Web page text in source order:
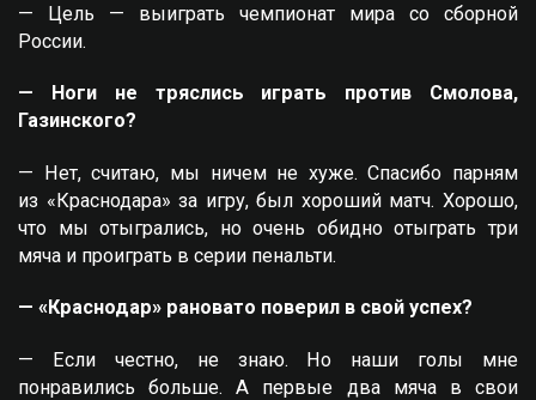
— Цель — выиграть чемпионат мира со сборной
России.
— Ноги не тряслись играть против Смолова,
Газинского?
— Нет, считаю, мы ничем не хуже. Спасибо парням
из «Краснодара» за игру, был хороший матч. Хорошо,
что мы отыгрались, но очень обидно отыграть три
мяча и проиграть в серии пенальти.
— «Краснодар» рановато поверил в свой успех?
— Если честно, не знаю. Но наши голы мне
понравились больше. А первые два мяча в свои